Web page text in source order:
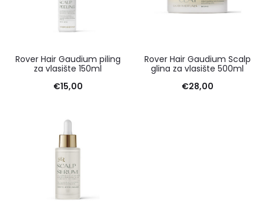
Rover Hair Gaudium piling
za vlasište 150ml
€15,00
Rover Hair Gaudium Scalp
glina za vlasište 500ml
€28,00